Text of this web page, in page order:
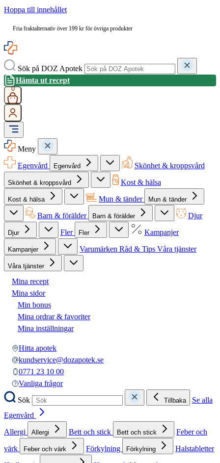
Hoppa till innehållet
Fria fraktalternativ över 199 kr för övriga produkter
Sök på DOZ Apotek
Hämta ut recept
0
Meny
Egenvård
Egenvård Skönhet & kroppsvård
Skönhet & kroppsvård Kost & hälsa
Kost & hälsa Mun & tänder Mun & tänder
Barn & förälder Barn & förälder Djur
Djur Fler Fler Kampanjer
Kampanjer Varumärken Råd & Tips Våra tjänster
Våra tjänster
Mina recept
Mina sidor
Min bonus
Mina ordrar & favoriter
Mina inställningar
Hitta apotek
kundservice@dozapotek.se
0771 23 10 00
Vanliga frågor
Sök
Tillbaka
Se alla
Egenvård
Allergi
Allergi Bett och stick Bett och stick
Feber och
värk
Feber och värk Förkylning Förkylning
Halstabletter